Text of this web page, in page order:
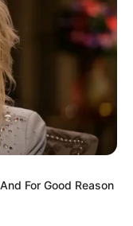
For Good Reason